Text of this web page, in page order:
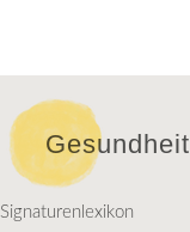
Gesundheit
Signaturenlexikon